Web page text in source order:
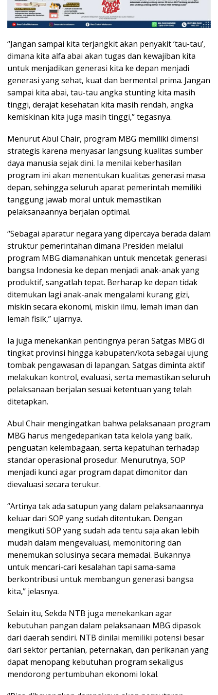
“Jangan sampai kita terjangkit akan penyakit ‘tau-tau’,
dimana kita alfa abai akan tugas dan kewajiban kita
untuk menjadikan generasi kita ke depan menjadi
generasi yang sehat, kuat dan bermental prima. Jangan
sampai kita abai, tau-tau angka stunting kita masih
tinggi, derajat kesehatan kita masih rendah, angka
kemiskinan kita juga masih tinggi,” tegasnya.
Menurut Abul Chair, program MBG memiliki dimensi
strategis karena menyasar langsung kualitas sumber
daya manusia sejak dini. Ia menilai keberhasilan
program ini akan menentukan kualitas generasi masa
depan, sehingga seluruh aparat pemerintah memiliki
tanggung jawab moral untuk memastikan
pelaksanaannya berjalan optimal.
“Sebagai aparatur negara yang dipercaya berada dalam
struktur pemerintahan dimana Presiden melalui
program MBG diamanahkan untuk mencetak generasi
bangsa Indonesia ke depan menjadi anak-anak yang
produktif, sangatlah tepat. Berharap ke depan tidak
ditemukan lagi anak-anak mengalami kurang gizi,
miskin secara ekonomi, miskin ilmu, lemah iman dan
lemah fisik,” ujarnya.
Ia juga menekankan pentingnya peran Satgas MBG di
tingkat provinsi hingga kabupaten/kota sebagai ujung
tombak pengawasan di lapangan. Satgas diminta aktif
melakukan kontrol, evaluasi, serta memastikan seluruh
pelaksanaan berjalan sesuai ketentuan yang telah
ditetapkan.
Abul Chair mengingatkan bahwa pelaksanaan program
MBG harus mengedepankan tata kelola yang baik,
penguatan kelembagaan, serta kepatuhan terhadap
standar operasional prosedur. Menurutnya, SOP
menjadi kunci agar program dapat dimonitor dan
dievaluasi secara terukur.
“Artinya tak ada satupun yang dalam pelaksanaannya
keluar dari SOP yang sudah ditentukan. Dengan
mengikuti SOP yang sudah ada tentu saja akan lebih
mudah dalam mengevaluasi, memonitoring dan
menemukan solusinya secara memadai. Bukannya
untuk mencari-cari kesalahan tapi sama-sama
berkontribusi untuk membangun generasi bangsa
kita,” jelasnya.
Selain itu, Sekda NTB juga menekankan agar
kebutuhan pangan dalam pelaksanaan MBG dipasok
dari daerah sendiri. NTB dinilai memiliki potensi besar
dari sektor pertanian, peternakan, dan perikanan yang
dapat menopang kebutuhan program sekaligus
mendorong pertumbuhan ekonomi lokal.